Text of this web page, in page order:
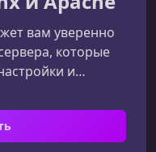
вам уверенно
которые
и
приложений.
на новичков, так
укрепить